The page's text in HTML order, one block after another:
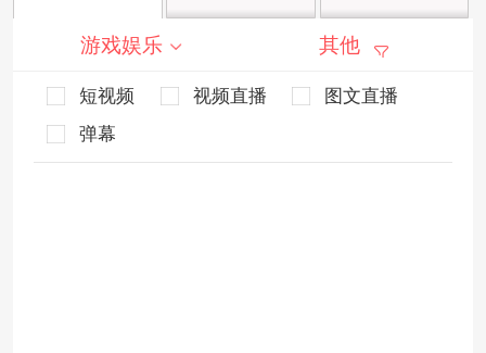
游戏娱乐 其他
短视频 视频直播
图文直播
弹幕